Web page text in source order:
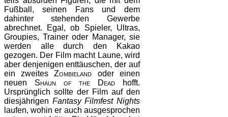
Fußball, seinen Fans und dem
dahinter stehenden Gewerbe
abrechnet. Egal, ob Spieler, Ultras,
Groupies, Trainer oder Manager, sie
werden alle durch den Kakao
gezogen. Der Film macht Laune, wird
aber denjenigen enttäuschen, der auf
ein zweitesZombieland oder einen
neuen Shaun of the Dead hofft.
Ursprünglich sollte der Film auf den
diesjährigen Fantasy Filmfest Nights
laufen, wohin er auch ausgesprochen